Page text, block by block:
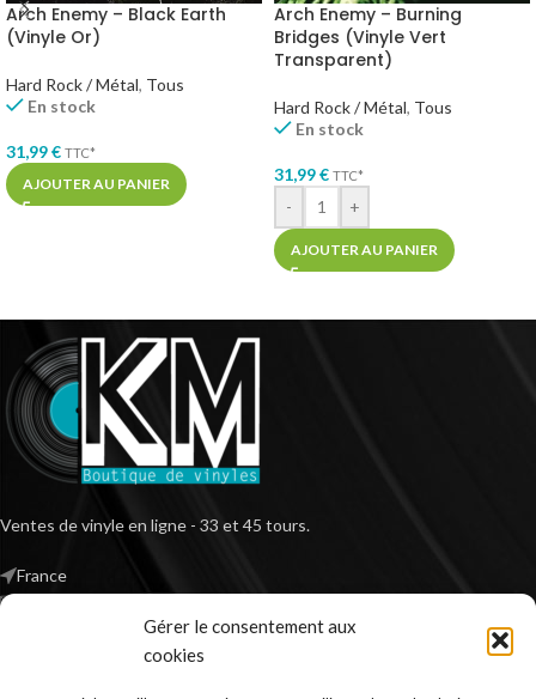
Gérer le consentement aux
cookies
Arch Enemy – Black Earth
(Vinyle Or)
Hard Rock / Métal, Tous
En stock
31,99€ TTC*
AJOUTER AU PANIER
Arch Enemy – Burning
Bridges (Vinyle Vert
Transparent)
Hard Rock / Métal, Tous
En stock
31,99€ TTC*
- +
AJOUTER AU PANIER
Ventes de vinyle en ligne - 33 et 45 tours.
France